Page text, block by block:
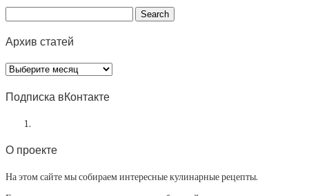
Архив статей
Архив
статей
Подписка вКонтакте
О проекте
На этом сайте мы собираем интересные кулинарные рецепты.